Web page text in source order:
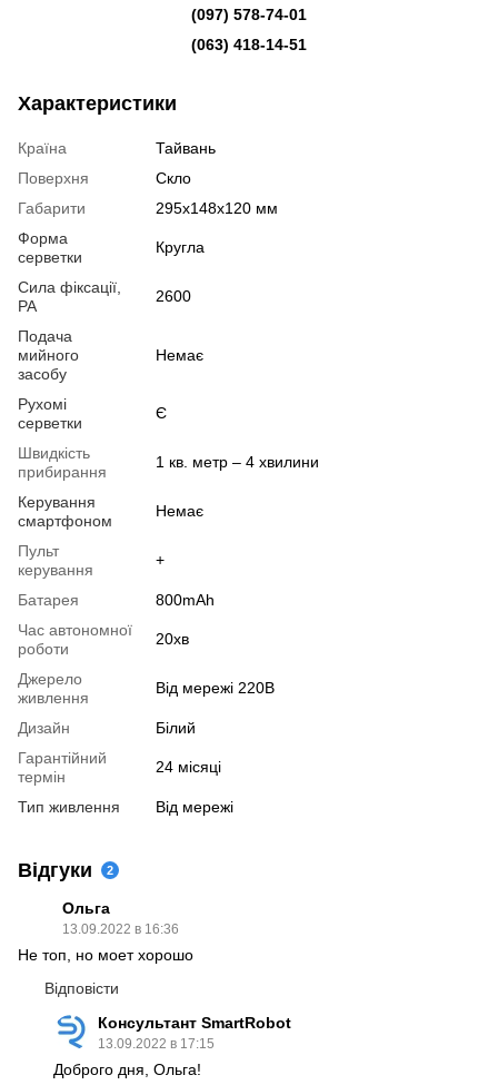
(097) 578-74-01
(063) 418-14-51
Характеристики
Країна
Тайвань
Поверхня
Скло
Габарити
295x148x120 мм
Форма
серветки
Кругла
Сила фіксації,
РА
2600
Подача
мийного
засобу
Немає
Рухомі
серветки
Є
Швидкість
прибирання
1 кв. метр – 4 хвилини
Керування
смартфоном
Немає
Пульт
керування
+
Батарея
800mAh
Час автономної
роботи
20хв
Джерело
живлення
Від мережі 220В
Дизайн
Білий
Гарантійний
термін
24 місяці
Тип живлення Від мережі
Відгуки 2
Ольга
13.09.2022 в 16:36
Не топ, но моет хорошо
Відповісти
Консультант SmartRobot
13.09.2022 в 17:15
Доброго дня, Ольга!